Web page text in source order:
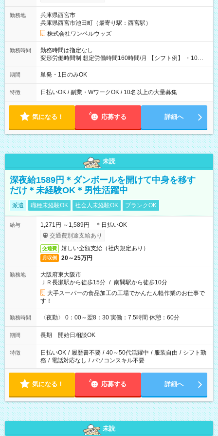
勤務地
兵庫県西宮市
兵庫県西宮市池田町（最寄り駅：西宮駅）
株式会社ワンベルウッズ
勤務時間
勤務時間は指定なし
変形労働時間制 想定労働時間160時間/月 【シフト例】 ・10：
00～20：00
期間 単発・1日のみOK
特徴 日払いOK / 副業・WワークOK / 10名以上の大量募集
気になる！ 応募する 詳細へ
未読
深夜給1589円＊ダンボールを開けて中身を移す
だけ＊未経験OK＊男性活躍中
派遣 職種未経験OK 社会人未経験OK ブランクOK
給与
1,271円 ～1,589円 ＊日払いOK
交通費別途支給あり
交通費 嬉しい全額支給（社内規定あり）
月収例 20～25万円
勤務地
大阪府東大阪市
ＪＲ長瀬駅から徒歩15分 / 南巽駅から徒歩10分
大手スーパーの食品加工の工場でかんたん軽作業のお仕事で
す！
勤務時間 〈夜勤〉 0：00～翌8：30 実働：7.5時間 休憩：60分
期間 長期 開始日相談OK
特徴 日払いOK / 履歴書不要 / 40～50代活躍中 / 服装自由 / シフト勤
務 / 電話対応なし / パソコンスキル不要
気になる！ 応募する 詳細へ
未読